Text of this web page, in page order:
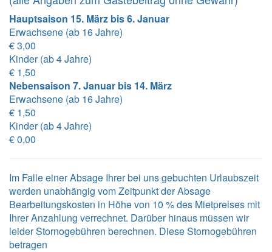
Hauptsaison 15. März bis 6. Januar
Erwachsene (ab 16 Jahre)
€ 3,00
Kinder (ab 4 Jahre)
€ 1,50
Nebensaison 7. Januar bis 14. März
Erwachsene (ab 16 Jahre)
€ 1,50
Kinder (ab 4 Jahre)
€ 0,00
Im Falle einer Absage Ihrer bei uns gebuchten Urlaubszeit
werden unabhängig vom Zeitpunkt der Absage
Bearbeitungskosten in Höhe von 10 % des Mietpreises mit
Ihrer Anzahlung verrechnet. Darüber hinaus müssen wir
leider Stornogebühren berechnen. Diese Stornogebühren
betragen